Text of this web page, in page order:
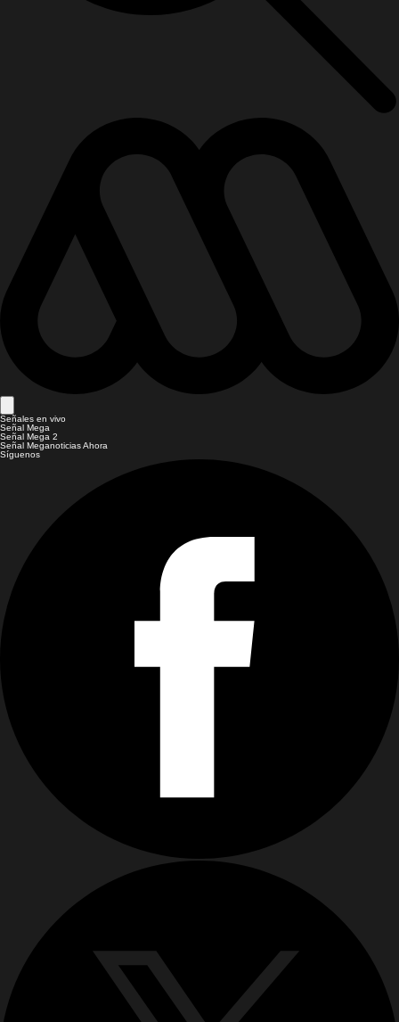
Señales en vivo
Señal Mega
Señal Mega 2
Señal Meganoticias Ahora
Síguenos